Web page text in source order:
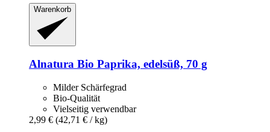
Warenkorb
Alnatura Bio Paprika, edelsüß, 70 g
Milder Schärfegrad
Bio-Qualität
Vielseitig verwendbar
2,99 € (42,71 € / kg)